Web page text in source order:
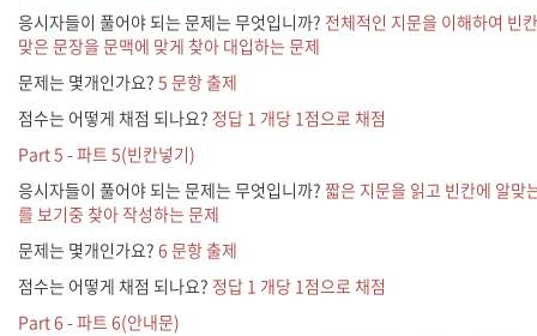
응시자들이 풀어야 되는 문제는 무엇입니까? 전체적인 지문을 이해하여 빈
맞은 문장을 문맥에 맞게 찾아 대입하는 문제
문제는 몇개인가요? 5 문항 출제
점수는 어떻게 채점 되나요? 정답 1 개당 1점으로 채점
Part 5 - 파트 5(빈칸넣기)
응시자들이 풀어야 되는 문제는 무엇입니까? 짧은 지문을 읽고 빈칸에 알맞
를 보기중 찾아 작성하는 문제
문제는 몇개인가요? 6 문항 출제
점수는 어떻게 채점 되나요? 정답 1 개당 1점으로 채점
Part 6 - 파트 6(안내문)